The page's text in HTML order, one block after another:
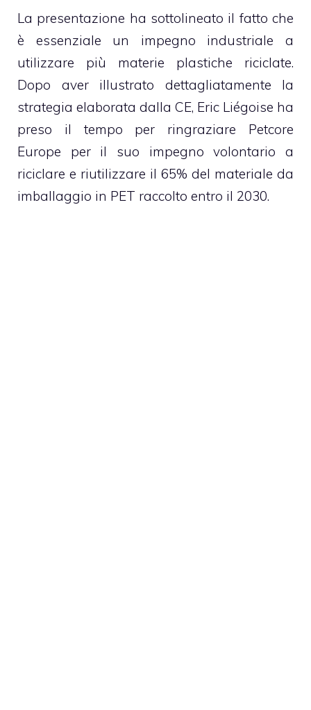
La presentazione ha sottolineato il fatto che
è essenziale un impegno industriale a
utilizzare più materie plastiche riciclate.
Dopo aver illustrato dettagliatamente la
strategia elaborata dalla CE, Eric Liégoise ha
preso il tempo per ringraziare Petcore
Europe per il suo impegno volontario a
riciclare e riutilizzare il 65% del materiale da
imballaggio in PET raccolto entro il 2030.